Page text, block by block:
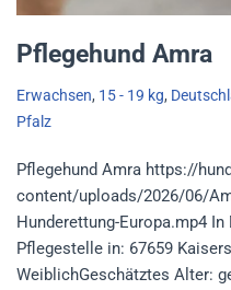
Pflegehund Amra
Erwachsen, 15 - 19 kg,
Pfalz
Pflegehund Amra https://
content/uploads/2026/06/
Hunderettung-Europa.mp4
Pflegestelle in: 67659
WeiblichGeschätztes Alter: